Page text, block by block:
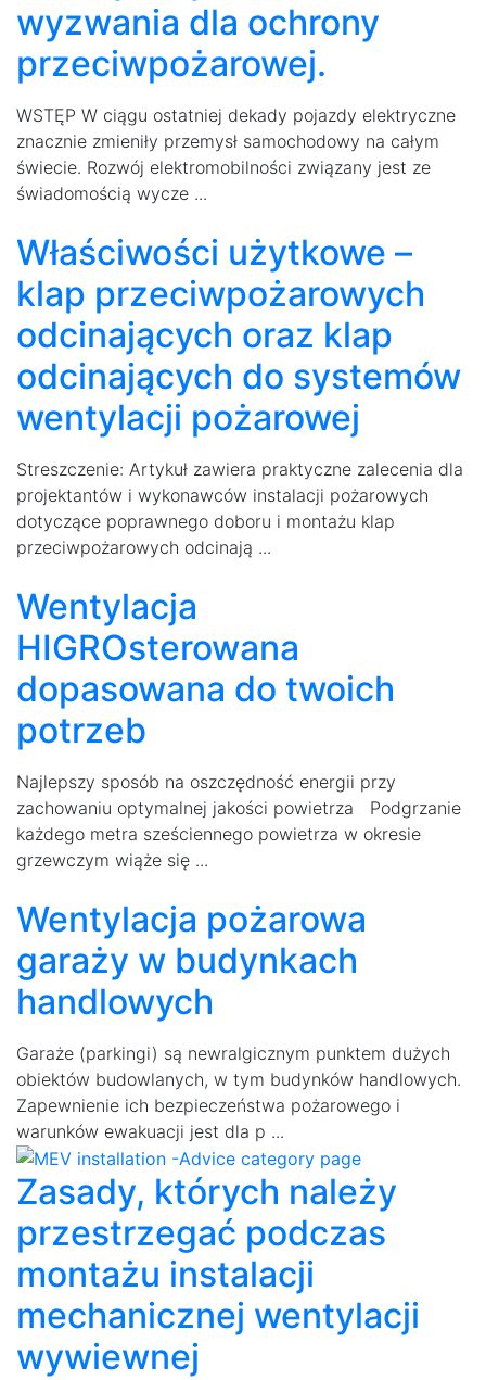
wyzwania dla ochrony
przeciwpożarowej.
WSTĘP W ciągu ostatniej dekady pojazdy elektryczne
znacznie zmieniły przemysł samochodowy na całym
świecie. Rozwój elektromobilności związany jest ze
świadomością wycze ...
Właściwości użytkowe –
klap przeciwpożarowych
odcinających oraz klap
odcinających do systemów
wentylacji pożarowej
Streszczenie: Artykuł zawiera praktyczne zalecenia dla
projektantów i wykonawców instalacji pożarowych
dotyczące poprawnego doboru i montażu klap
przeciwpożarowych odcinają ...
Wentylacja
HIGROsterowana
dopasowana do twoich
potrzeb
Najlepszy sposób na oszczędność energii przy
zachowaniu optymalnej jakości powietrza Podgrzanie
każdego metra sześciennego powietrza w okresie
grzewczym wiąże się ...
Wentylacja pożarowa
garaży w budynkach
handlowych
Garaże (parkingi) są newralgicznym punktem dużych
obiektów budowlanych, w tym budynków handlowych.
Zapewnienie ich bezpieczeństwa pożarowego i
warunków ewakuacji jest dla p ...
Zasady, których należy
przestrzegać podczas
montażu instalacji
mechanicznej wentylacji
wywiewnej